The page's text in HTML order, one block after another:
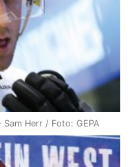
Herr / Foto: GEPA